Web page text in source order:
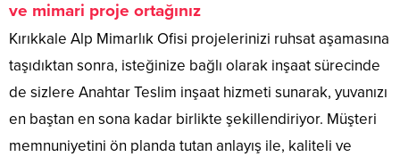
ve mimari proje ortağınız
Kırıkkale Alp Mimarlık Ofisi projelerinizi ruhsat aşamasına
taşıdıktan sonra, isteğinize bağlı olarak inşaat sürecinde
de sizlere Anahtar Teslim inşaat hizmeti sunarak, yuvanızı
en baştan en sona kadar birlikte şekillendiriyor. Müşteri
memnuniyetini ön planda tutan anlayış ile, kaliteli ve